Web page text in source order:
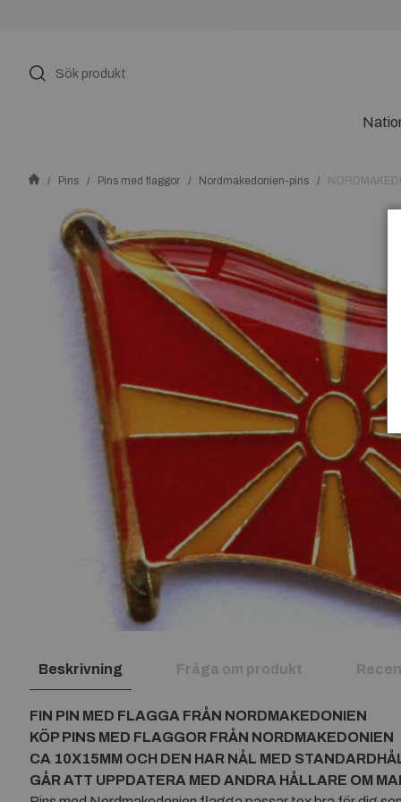
Pins Pins med flaggor Nordmakedonien-pins
Beskrivning Fråga om produkt
FIN PIN MED FLAGGA FRÅN NORDMAKEDONIEN
KÖP PINS MED FLAGGOR FRÅN NORDMAKEDONIEN
CA 10X15MM OCH DEN HAR NÅL MED
GÅR ATT UPPDATERA MED ANDRA HÅLLARE OM